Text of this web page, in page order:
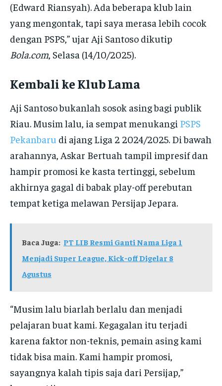
(Edward Riansyah). Ada beberapa klub lain
yang mengontak, tapi saya merasa lebih cocok
dengan PSPS,” ujar Aji Santoso dikutip
Bola.com, Selasa (14/10/2025).
Kembali ke Klub Lama
Aji Santoso bukanlah sosok asing bagi publik
Riau. Musim lalu, ia sempat menukangi PSPS
Pekanbaru di ajang Liga 2 2024/2025. Di bawah
arahannya, Askar Bertuah tampil impresif dan
hampir promosi ke kasta tertinggi, sebelum
akhirnya gagal di babak play-off perebutan
tempat ketiga melawan Persijap Jepara.
Baca Juga: PT LIB Resmi Ganti Nama Liga 1
Menjadi Super League, Kick-off Digelar 8
Agustus
“Musim lalu biarlah berlalu dan menjadi
pelajaran buat kami. Kegagalan itu terjadi
karena faktor non-teknis, pemain asing kami
tidak bisa main. Kami hampir promosi,
sayangnya kalah tipis saja dari Persijap,”